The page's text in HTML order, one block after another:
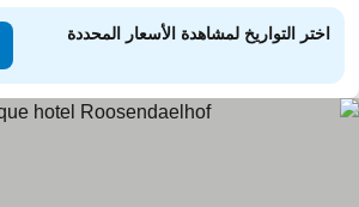
اختر التواريخ لمشاهدة الأسعار المحددة